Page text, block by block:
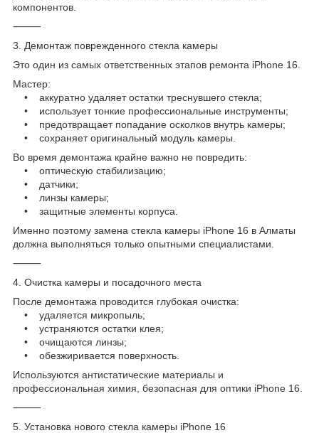
компонентов.
⸻
3. Демонтаж поврежденного стекла камеры
Это один из самых ответственных этапов ремонта iPhone 16.
Мастер:
• аккуратно удаляет остатки треснувшего стекла;
• использует тонкие профессиональные инструменты;
• предотвращает попадание осколков внутрь камеры;
• сохраняет оригинальный модуль камеры.
Во время демонтажа крайне важно не повредить:
• оптическую стабилизацию;
• датчики;
• линзы камеры;
• защитные элементы корпуса.
Именно поэтому замена стекла камеры iPhone 16 в Алматы
должна выполняться только опытными специалистами.
⸻
4. Очистка камеры и посадочного места
После демонтажа проводится глубокая очистка:
• удаляется микропыль;
• устраняются остатки клея;
• очищаются линзы;
• обезжиривается поверхность.
Используются антистатические материалы и
профессиональная химия, безопасная для оптики iPhone 16.
⸻
5. Установка нового стекла камеры iPhone 16